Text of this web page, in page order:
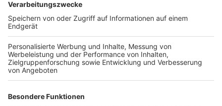
TOP-VEREINE
TOP-PARTNER